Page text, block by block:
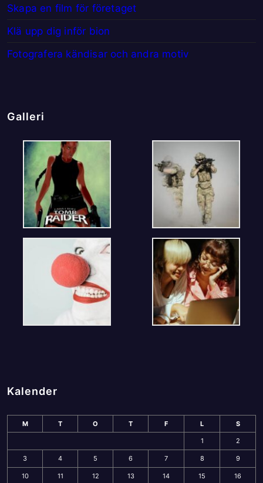
Skapa en film för företaget
Klä upp dig inför bion
Fotografera kändisar och andra motiv
Galleri
Kalender
M T O T F L S
1 2
3 4 5 6 7 8 9
10 11 12 13 14 15 16